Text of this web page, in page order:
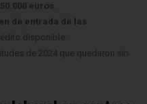
euros
de entrada de las
disponible.
de 2024 que quedaron sin